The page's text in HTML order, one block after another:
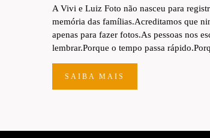
A Vivi e Luiz Foto não nasceu para
memória das famílias.Acreditamos que
apenas para fazer fotos.As pessoas nos
lembrar.Porque o tempo passa
SAIBA MAIS